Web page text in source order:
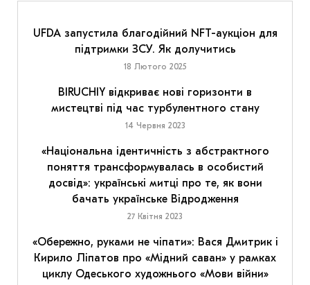
UFDA запустила благодійний NFT-аукціон для
підтримки ЗСУ. Як долучитись
18 Лютого 2025
BIRUCHIY відкриває нові горизонти в
мистецтві під час турбулентного стану
14 Червня 2023
«Національна ідентичність з абстрактного
поняття трансформувалась в особистий
досвід»: українські митці про те, як вони
бачать українське Відродження
27 Квітня 2023
«Обережно, руками не чіпати»: Вася Дмитрик і
Кирило Ліпатов про «Мідний саван» у рамках
циклу Одеського художнього «Мови війни»